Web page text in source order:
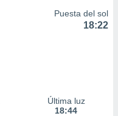
Puesta del sol
18:22
Última luz
18:44